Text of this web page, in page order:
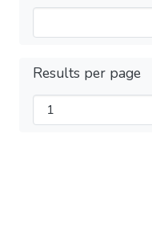
Results per page